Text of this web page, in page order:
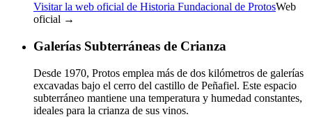
Visitar la web oficial de Historia Fundacional de ProtosWeb
oficial →
Galerías Subterráneas de Crianza
Desde 1970, Protos emplea más de dos kilómetros de galerías
excavadas bajo el cerro del castillo de Peñafiel. Este espacio
subterráneo mantiene una temperatura y humedad constantes,
ideales para la crianza de sus vinos.